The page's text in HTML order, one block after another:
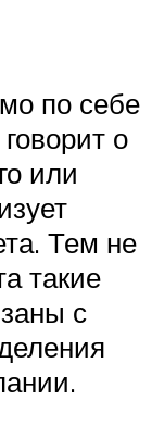
по себе
о
или
Тем не
такие
с